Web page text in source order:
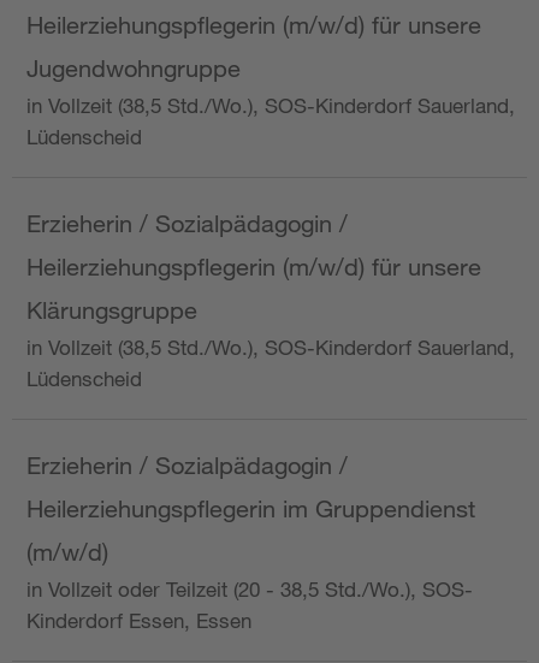
Heilerziehungspflegerin (m/w/d) für unsere
Jugendwohngruppe
in Vollzeit (38,5 Std./Wo.), SOS-Kinderdorf Sauerland,
Lüdenscheid
Erzieherin / Sozialpädagogin /
Heilerziehungspflegerin (m/w/d) für unsere
Klärungsgruppe
in Vollzeit (38,5 Std./Wo.), SOS-Kinderdorf Sauerland,
Lüdenscheid
Erzieherin / Sozialpädagogin /
Heilerziehungspflegerin im Gruppendienst
(m/w/d)
in Vollzeit oder Teilzeit (20 - 38,5 Std./Wo.), SOS-
Kinderdorf Essen, Essen